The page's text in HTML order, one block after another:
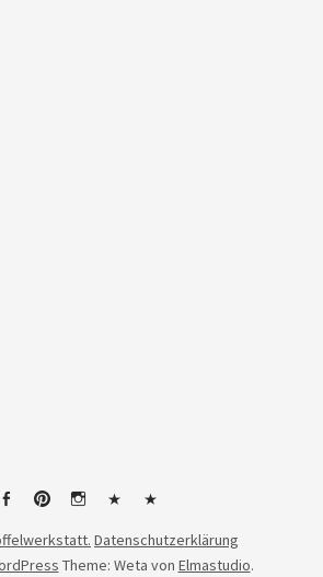
PinterestInstagram
Linktreetiktok
Datenschutzerklärung
Theme: Weta von Elmastudio.